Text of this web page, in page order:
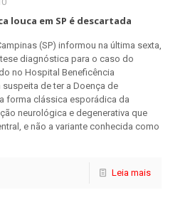
louca em SP é descartada
(SP) informou na última sexta,
diagnóstica para o caso do
no Hospital Beneficência
de ter a Doença de
forma clássica esporádica da
neurológica e degenerativa que
e não a variante conhecida como
Leia mais